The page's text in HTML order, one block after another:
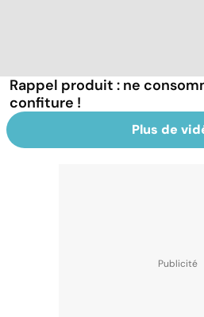
Rappel produit : ne
confiture !
Plus de